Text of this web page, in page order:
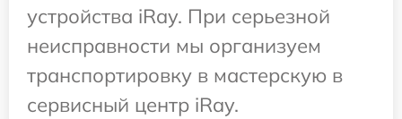
устройства iRay. При серьезной
неисправности мы организуем
транспортировку в мастерскую в
сервисный центр iRay.